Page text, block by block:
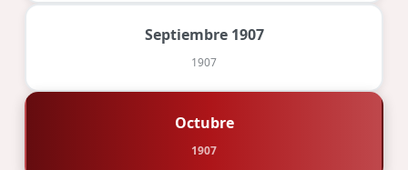
Septiembre 1907
1907
Octubre
1907